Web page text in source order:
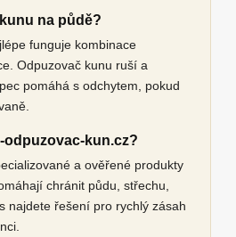
na půdě?
funguje kombinace
Odpuzovač kunu ruší a
pomáhá s odchytem, pokud
odpuzovac-kun.cz?
a ověřené produkty
chránit půdu, střechu,
najdete řešení pro rychlý zásah